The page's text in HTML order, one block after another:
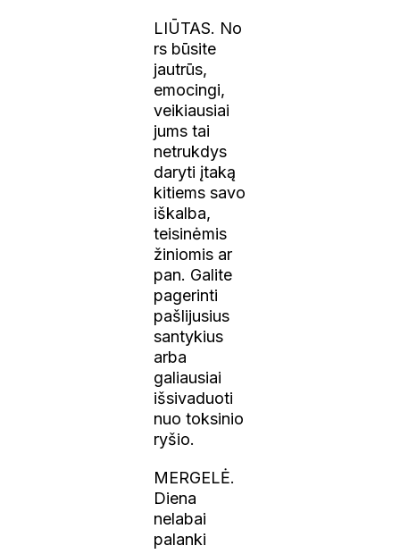
LIŪTAS. No
rs būsite
jautrūs,
emocingi,
veikiausiai
jums tai
netrukdys
daryti įtaką
kitiems savo
iškalba,
teisinėmis
žiniomis ar
pan. Galite
pagerinti
pašlijusius
santykius
arba
galiausiai
išsivaduoti
nuo toksinio
ryšio.
MERGELĖ.
Diena
nelabai
palanki